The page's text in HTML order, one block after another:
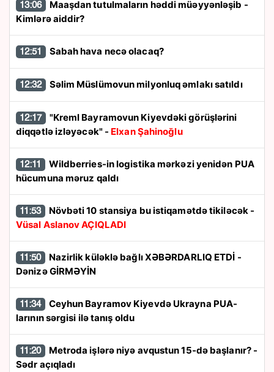
13:06
Kimlərə aiddir?
12:51 Sabah hava necə olacaq?
12:32 Səlim Müslümovun milyonluq əmlakı satıldı
12:17
diqqətlə izləyəcək" - Elxan Şahinoğlu
12:11
hücumuna məruz qaldı
11:53
Növbəti 10 stansiya bu istiqamətdə tikiləcək -
Vüsal Aslanov AÇIQLADI
11:50
Dənizə GİRMƏYİN
11:34
larının sərgisi ilə tanış oldu
11:20
Sədr açıqladı